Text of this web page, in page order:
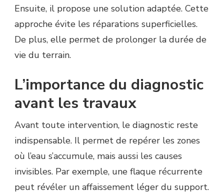
Ensuite, il propose une solution adaptée. Cette
approche évite les réparations superficielles.
De plus, elle permet de prolonger la durée de
vie du terrain.
L’importance du diagnostic
avant les travaux
Avant toute intervention, le diagnostic reste
indispensable. Il permet de repérer les zones
où l’eau s’accumule, mais aussi les causes
invisibles. Par exemple, une flaque récurrente
peut révéler un affaissement léger du support.